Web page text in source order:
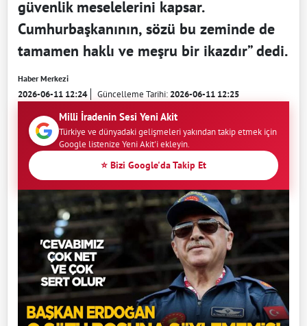
güvenlik meselelerini kapsar.
Cumhurbaşkanının, sözü bu zeminde de
tamamen haklı ve meşru bir ikazdır” dedi.
Haber Merkezi
2026-06-11 12:24 Güncelleme Tarihi:2026-06-11 12:25
Milli İradenin Sesi Yeni Akit
Türkiye ve dünyadaki gelişmeleri yakından takip etmek için
Google listenize Yeni Akit'i ekleyin.
⭐ Bizi Google'da Takip Et